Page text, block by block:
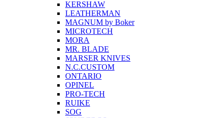
KERSHAW
LEATHERMAN
MAGNUM by Boker
MICROTECH
MORA
MR. BLADE
MARSER KNIVES
N.C.CUSTOM
ONTARIO
OPINEL
PRO-TECH
RUIKE
SOG